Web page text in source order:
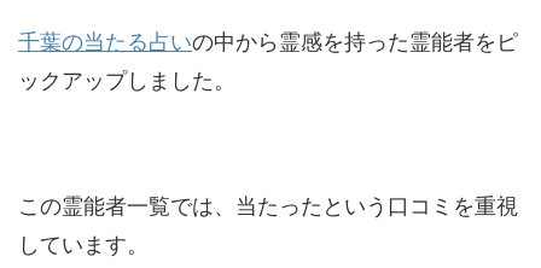
千葉の当たる占いの中から霊感を持った霊能者をピ
ックアップしました。
この霊能者一覧では、当たったという口コミを重視
しています。